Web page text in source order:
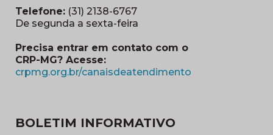
Telefone: (31) 2138-6767
De segunda a sexta-feira
Precisa entrar em contato com o
CRP-MG? Acesse:
crpmg.org.br/canaisdeatendimento
BOLETIM INFORMATIVO